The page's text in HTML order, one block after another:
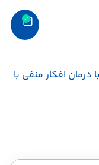
درمان افکار منفی با